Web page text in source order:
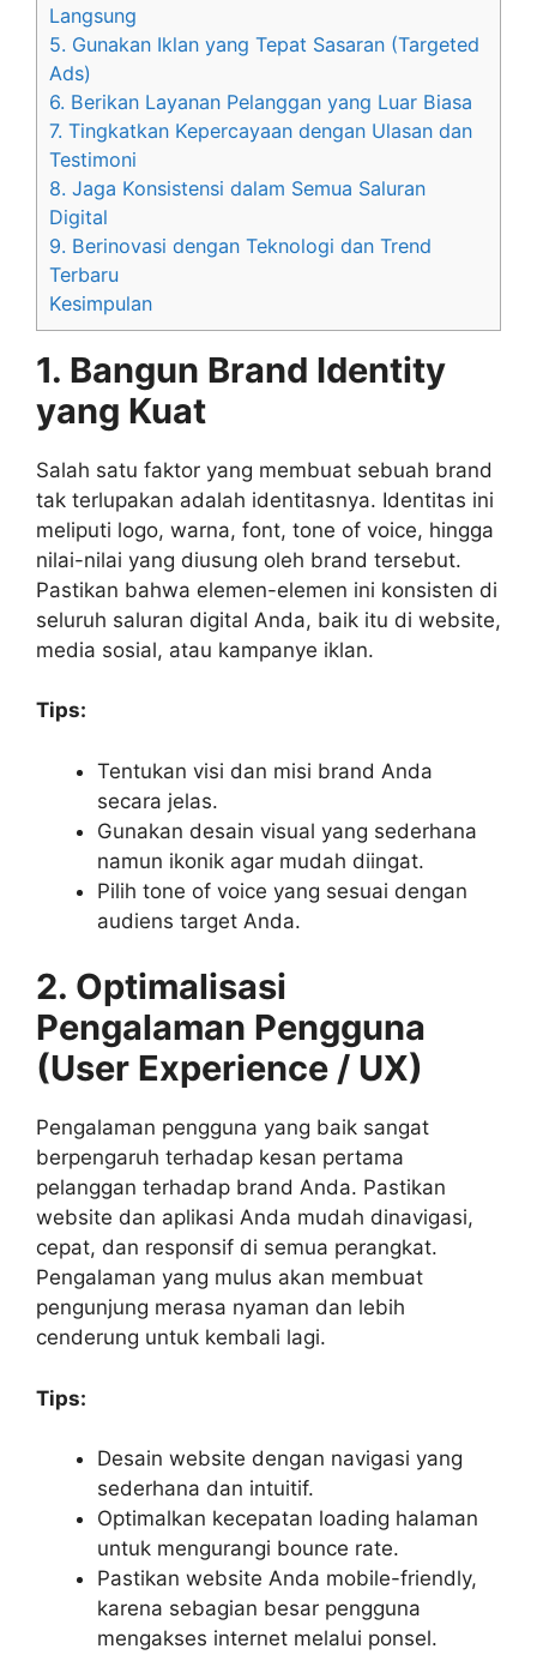
Langsung
5. Gunakan Iklan yang Tepat Sasaran (Targeted
Ads)
6. Berikan Layanan Pelanggan yang Luar Biasa
7. Tingkatkan Kepercayaan dengan Ulasan dan
Testimoni
8. Jaga Konsistensi dalam Semua Saluran
Digital
9. Berinovasi dengan Teknologi dan Trend
Terbaru
Kesimpulan
1. Bangun Brand Identity
yang Kuat
Salah satu faktor yang membuat sebuah brand
tak terlupakan adalah identitasnya. Identitas ini
meliputi logo, warna, font, tone of voice, hingga
nilai-nilai yang diusung oleh brand tersebut.
Pastikan bahwa elemen-elemen ini konsisten di
seluruh saluran digital Anda, baik itu di website,
media sosial, atau kampanye iklan.
Tips:
Tentukan visi dan misi brand Anda
secara jelas.
Gunakan desain visual yang sederhana
namun ikonik agar mudah diingat.
Pilih tone of voice yang sesuai dengan
audiens target Anda.
2. Optimalisasi
Pengalaman Pengguna
(User Experience / UX)
Pengalaman pengguna yang baik sangat
berpengaruh terhadap kesan pertama
pelanggan terhadap brand Anda. Pastikan
website dan aplikasi Anda mudah dinavigasi,
cepat, dan responsif di semua perangkat.
Pengalaman yang mulus akan membuat
pengunjung merasa nyaman dan lebih
cenderung untuk kembali lagi.
Tips:
Desain website dengan navigasi yang
sederhana dan intuitif.
Optimalkan kecepatan loading halaman
untuk mengurangi bounce rate.
Pastikan website Anda mobile-friendly,
karena sebagian besar pengguna
mengakses internet melalui ponsel.